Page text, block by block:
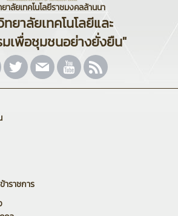
าลัยเทคโนโลยีราชมงคลล้านนา
ยาลัยเทคโนโลยีและ
เพื่อชุมชนอย่างยั่งยืน"
าราชการ